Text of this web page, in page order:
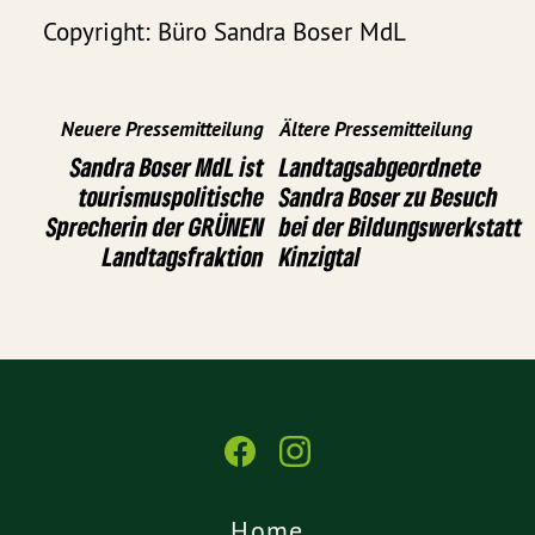
Copyright: Büro Sandra Boser MdL
Neuere Pressemitteilung
Sandra Boser MdL ist
tourismuspolitische
Sprecherin der GRÜNEN
Landtagsfraktion
Ältere Pressemitteilung
Landtagsabgeordnete
Sandra Boser zu Besuch
bei der Bildungswerkstatt
Kinzigtal